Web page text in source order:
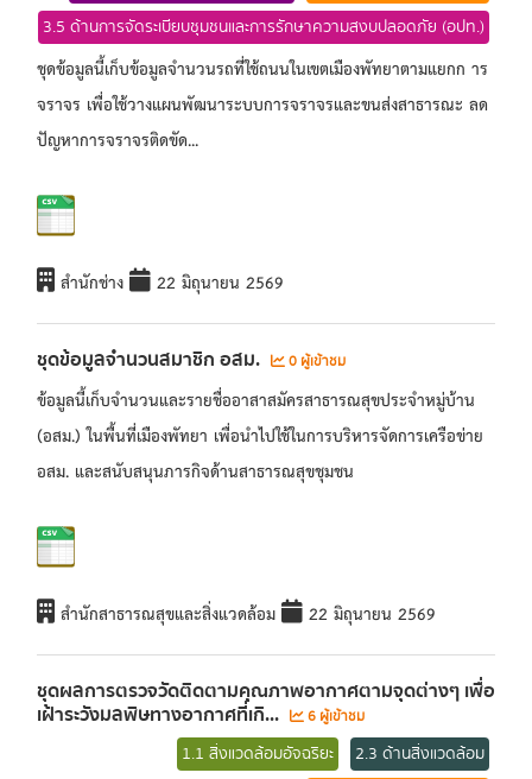
3.5 ด้านการจัดระเบียบชุมชนและการรักษาความสงบปลอดภัย (อปท.)
ชุดข้อมูลนี้เก็บข้อมูลจำนวนรถที่ใช้ถนนในเขตเมืองพัทยาตามแยกก าร
จราจร เพื่อใช้วางแผนพัฒนาระบบการจราจรและขนส่งสาธารณะ ลด
ปัญหาการจราจรติดขัด...
สำนักช่าง 22 มิถุนายน 2569
ชุดข้อมูลจำนวนสมาชิก อสม. 0 ผู้เข้าชม
ข้อมูลนี้เก็บจำนวนและรายชื่ออาสาสมัครสาธารณสุขประจำหมู่บ้าน
(อสม.) ในพื้นที่เมืองพัทยา เพื่อนำไปใช้ในการบริหารจัดการเครือข่าย
อสม. และสนับสนุนภารกิจด้านสาธารณสุขชุมชน
สำนักสาธารณสุขและสิ่งแวดล้อม 22 มิถุนายน 2569
ชุดผลการตรวจวัดติดตามคุณภาพอากาศตามจุดต่างๆ เพื่อ
เฝ้าระวังมลพิษทางอากาศที่เกิ... 6 ผู้เข้าชม
1.1 สิ่งแวดล้อมอัจฉริยะ
2.3 ด้านสิ่งแวดล้อม